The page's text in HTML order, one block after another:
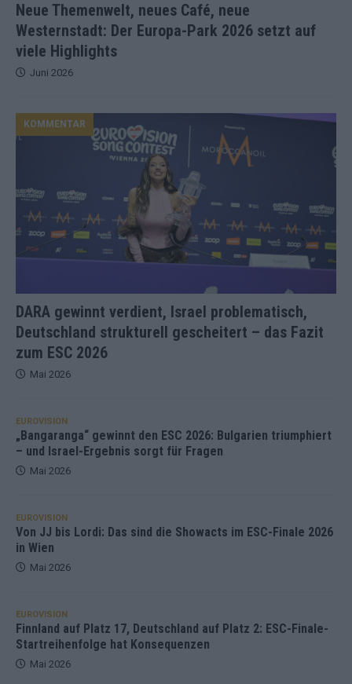
Neue Themenwelt, neues Café, neue
Westernstadt: Der Europa-Park 2026 setzt auf
viele Highlights
Juni 2026
DARA gewinnt verdient, Israel problematisch,
Deutschland strukturell gescheitert – das Fazit
zum ESC 2026
KOMMENTAR
Mai 2026
EUROVISION
„Bangaranga“ gewinnt den ESC 2026: Bulgarien triumphiert
– und Israel-Ergebnis sorgt für Fragen
Mai 2026
EUROVISION
Von JJ bis Lordi: Das sind die Showacts im ESC-Finale 2026
in Wien
Mai 2026
EUROVISION
Finnland auf Platz 17, Deutschland auf Platz 2: ESC-Finale-
Startreihenfolge hat Konsequenzen
Mai 2026